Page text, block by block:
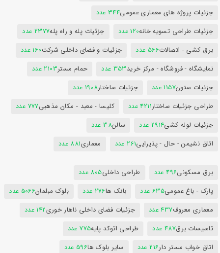
جزئیات پروژه های معماری عمومی344 عدد
جزئیات طراحی تسویه خانه120 عدد جزئیات پله و راه پله2377 عدد
برق کشی - اتصالات566 عدد جزئیات و فضای داخلی شرکت160 عدد
نمایشگاه - فروشگاه - مرکز خرید353 عدد حمام مستر2103 عدد
جزئیات ستون1157 عدد جزئیات ساختار1908 عدد
طراحی جزئیات ساختار4211 عدد کلیسا - معبد - مکان مذهبی777 عدد
جزئیات لوله کشی2914 عدد سالن38 عدد
اتاق نشیمن - حال - پذیرایی261 عدد معماری881 عدد
برق مسکونی496 عدد طراحی داخلی805 عدد
پارک - باغ عمومی635 عدد بانک ها276 عدد بلوک مبلمان5066 عدد
معماری معروف437 عدد جزئیات فضای داخلی ناهار خوری142 عدد
تاسیسات برق487 عدد طراحی اتوکد پایه775 عدد
اتاق خواب مستر دار216 عدد سایر بلوک ها596 عدد